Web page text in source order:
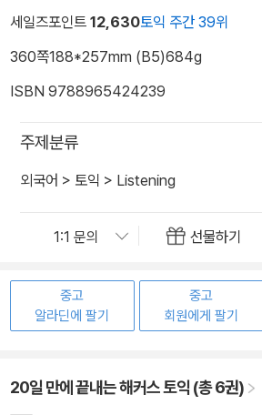
세일즈포인트 12,630토익 주간 39위
360쪽188*257mm (B5)684g
ISBN 9788965424239
주제분류
외국어 > 토익 > Listening
선물하기
중고
알라딘에 팔기
중고
회원에게 팔기
20일 만에 끝내는 해커스 토익 (총 6권)